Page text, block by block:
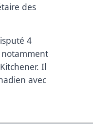
des
4
notamment
Il
avec